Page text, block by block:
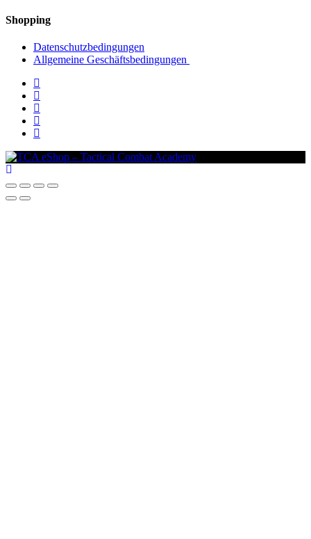
Shopping
Datenschutzbedingungen
Allgemeine Geschäftsbedingungen